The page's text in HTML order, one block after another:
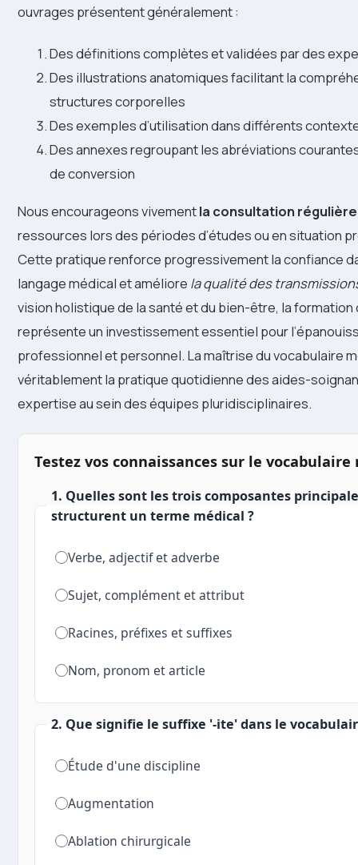
ouvrages présentent généralement :
Des définitions complètes et validées par des
Des illustrations anatomiques facilitant la
structures corporelles
Des exemples d’utilisation dans différents
Des annexes regroupant les abréviations
de conversion
Nous encourageons vivementla consultation régulière
ressources lors des périodes d’études ou en situation
Cette pratique renforce progressivement la confiance
langage médical et améliore la qualité des
vision holistique de la santé et du bien-être, la formation
représente un investissement essentiel pour
professionnel et personnel. La maîtrise du vocabulaire
véritablement la pratique quotidienne des aides-
expertise au sein des équipes pluridisciplinaires.
Testez vos connaissances sur le vocabulaire
1. Quelles sont les trois composantes
structurent un terme médical ?
Verbe, adjectif et adverbe
Sujet, complément et attribut
Racines, préfixes et suffixes
Nom, pronom et article
2. Que signifie le suffixe '-ite' dans le
Étude d'une discipline
Augmentation
Ablation chirurgicale